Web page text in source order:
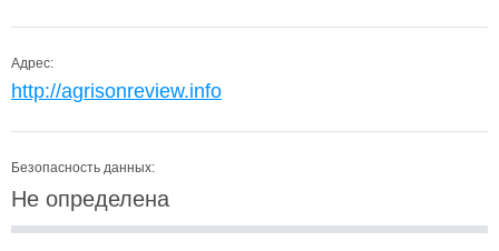
Адрес:
http://agrisonreview.info
Безопасность данных:
Не определена